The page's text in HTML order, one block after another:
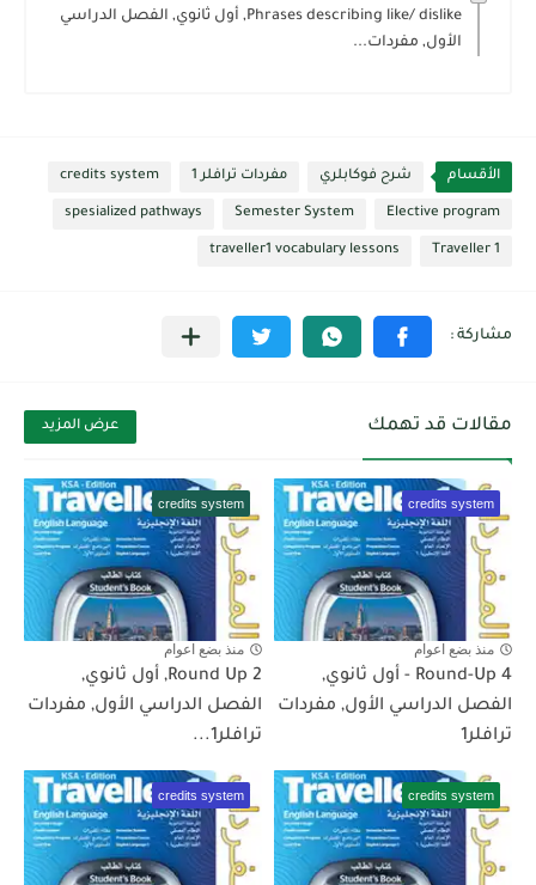
Phrases describing like/ dislike, أول ثانوي, الفصل الدراسي
الأول, مفردات...
الأقسام شرح فوكابلري مفردات ترافلر 1 credits system
Elective program
Semester System
spesialized pathways
Traveller 1
traveller1 vocabulary lessons
مقالات قد تهمك عرض المزيد
credits system
منذ بضع اعوام
Round-Up 4 - أول ثانوي,
الفصل الدراسي الأول, مفردات
ترافلر1
credits system
منذ بضع اعوام
Round Up 2, أول ثانوي,
الفصل الدراسي الأول, مفردات
ترافلر1...
credits system
credits system